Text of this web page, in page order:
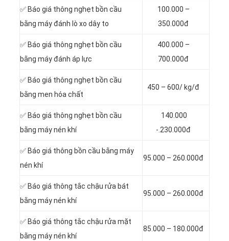
✅ Báo giá thông nghẹt bồn cầu
bằng máy đánh lò xo dây to
100.000 –
350.000đ
✅ Báo giá thông nghẹt bồn cầu
bằng máy đánh áp lực
400.000 –
700.000đ
✅ Báo giá thông nghẹt bồn cầu
bằng men hóa chất
450 – 600/ kg/đ
✅ Báo giá thông nghẹt bồn cầu
bằng máy nén khí
140.000
-.230.000đ
✅ Báo giá thông bồn cầu bằng máy
nén khí
95.000 – 260.000đ
✅ Báo giá thông tắc chậu rửa bát
bằng máy nén khí
95.000 – 260.000đ
✅ Báo giá thông tắc chậu rửa mặt
bằng máy nén khí
85.000 – 180.000đ